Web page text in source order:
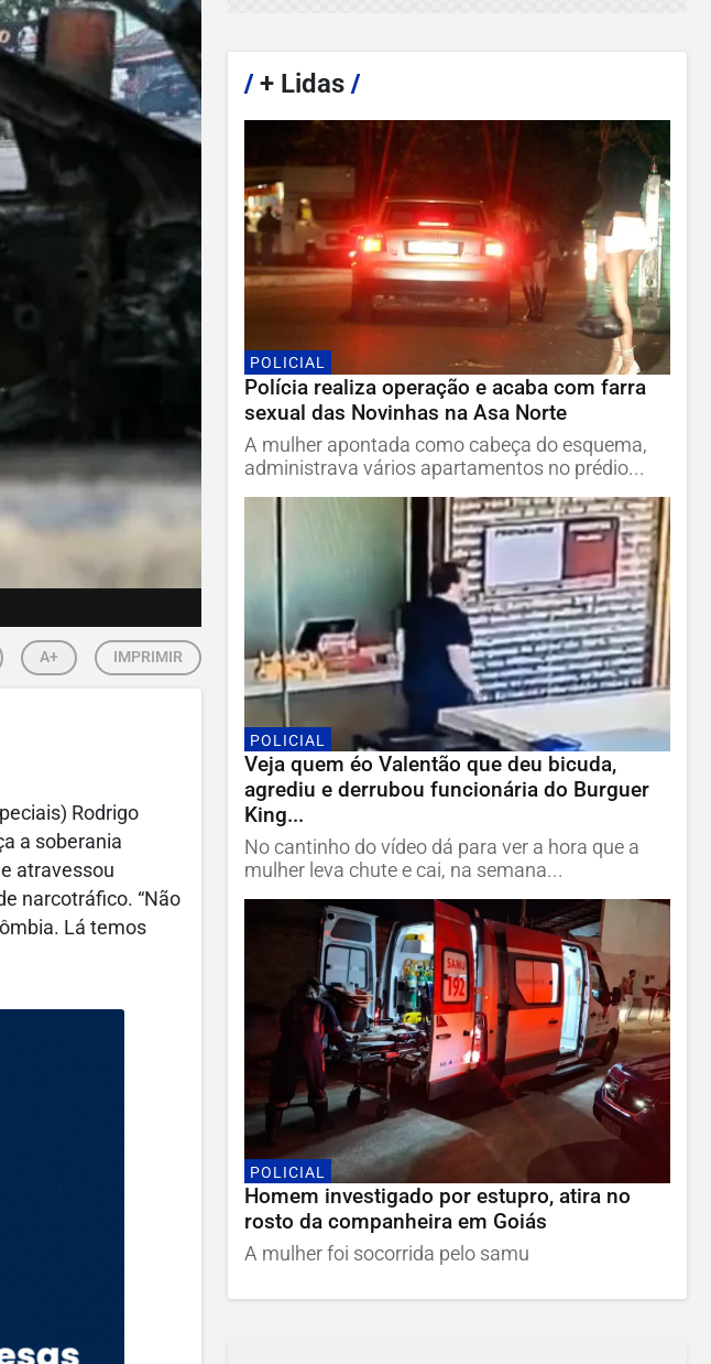
A+ IMPRIMIR
Rodrigo
a soberania
atravessou
narcotráfico. “Não
Lá temos
/+ Lidas /
POLICIAL
Polícia realiza operação e acaba com farra
sexual das Novinhas na Asa Norte
A mulher apontada como cabeça do esquema,
administrava vários apartamentos no prédio...
POLICIAL
Veja quem éo Valentão que deu bicuda,
agrediu e derrubou funcionária do Burguer
King...
No cantinho do vídeo dá para ver a hora que a
mulher leva chute e cai, na semana...
POLICIAL
Homem investigado por estupro, atira no
rosto da companheira em Goiás
A mulher foi socorrida pelo samu